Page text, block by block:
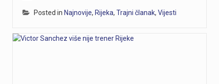
Posted in Najnovije, Rijeka, Trajni članak, Vijesti